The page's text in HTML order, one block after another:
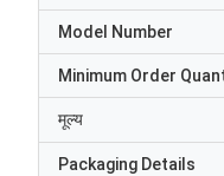
Model Number
Minimum Order
मूल्य
Packaging Details